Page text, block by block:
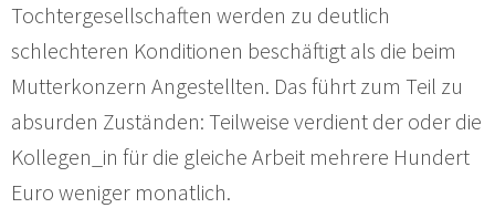
Tochtergesellschaften werden zu deutlich
schlechteren Konditionen beschäftigt als die beim
Mutterkonzern Angestellten. Das führt zum Teil zu
absurden Zuständen: Teilweise verdient der oder die
Kollegen_in für die gleiche Arbeit mehrere Hundert
Euro weniger monatlich.